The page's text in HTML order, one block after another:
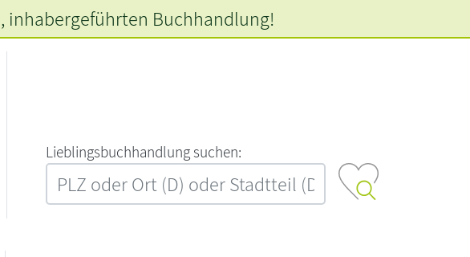
L‍i‍e‍b‍l‍i‍n‍g‍s‍b‍u‍c‍h‍h‍a‍n‍d‍l‍u‍n‍g‍ ‍s‍u‍c‍h‍e‍n‍:‍
, inhabergeführten Buchhandlung!